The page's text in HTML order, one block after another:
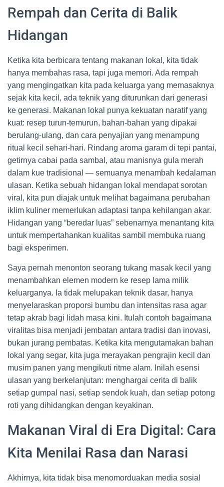
Rempah dan Cerita di Balik
Hidangan
Ketika kita berbicara tentang makanan lokal, kita tidak
hanya membahas rasa, tapi juga memori. Ada rempah
yang mengingatkan kita pada keluarga yang memasaknya
sejak kita kecil, ada teknik yang diturunkan dari generasi
ke generasi. Makanan lokal punya kekuatan naratif yang
kuat: resep turun-temurun, bahan-bahan yang dipakai
berulang-ulang, dan cara penyajian yang menampung
ritual kecil sehari-hari. Rindang aroma garam di tepi pantai,
getirnya cabai pada sambal, atau manisnya gula merah
dalam kue tradisional — semuanya menambah kedalaman
ulasan. Ketika sebuah hidangan lokal mendapat sorotan
viral, kita pun diajak untuk melihat bagaimana perubahan
iklim kuliner memerlukan adaptasi tanpa kehilangan akar.
Hidangan yang “beredar luas” sebenarnya menantang kita
untuk mempertahankan kualitas sambil membuka ruang
bagi eksperimen.
Saya pernah menonton seorang tukang masak kecil yang
menambahkan elemen modern ke resep lama milik
keluarganya. Ia tidak melupakan teknik dasar, hanya
menyelaraskan proporsi bumbu dan intensitas rasa agar
tetap akrab bagi lidah masa kini. Itulah contoh bagaimana
viralitas bisa menjadi jembatan antara tradisi dan inovasi,
bukan jurang pembatas. Ketika kita mengutamakan bahan
lokal yang segar, kita juga merayakan pengrajin kecil dan
musim panen yang mengikuti ritme alam. Inilah esensi
ulasan yang berkelanjutan: menghargai cerita di balik
setiap gumpal nasi, setiap sendok kuah, dan setiap potong
roti yang dihidangkan dengan keyakinan.
Makanan Viral di Era Digital: Cara
Kita Menilai Rasa dan Narasi
Akhirnya, kita tidak bisa menomorduakan media sosial